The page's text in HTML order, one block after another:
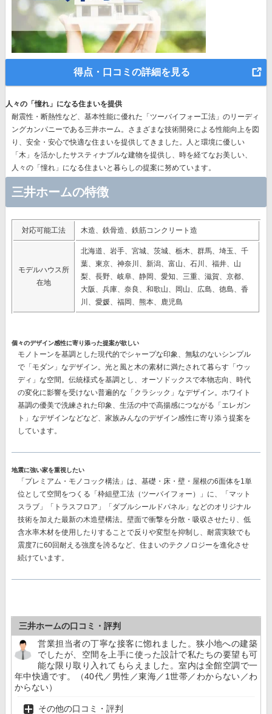
得点・口コミの詳細を見る
人々の「憧れ」になる住まいを提供
耐震性・断熱性など、基本性能に優れた 「ツーバイフォー工法」のリーディ
ングカンパニーである三井ホーム。さまざまな技術開発による性能向上を図
り、安全・安心で快適な住まいを提供してきました。人と環境に優しい
「木」を活かしたサスティナブルな建物を提供し、時を経てなお美しい、
人々の「憧れ」になる住まいと暮らしの提案に努めています。
三井ホームの特徴
対応可能工法 木造、鉄骨造、鉄筋コンクリート造
モデルハウス所
在地
北海道、岩手、宮城、茨城、栃木、群馬、埼玉、千
葉、東京、神奈川、新潟、富山、石川、福井、山
梨、長野、岐阜、静岡、愛知、三重、滋賀、京都、
大阪、兵庫、奈良、和歌山、岡山、広島、徳島、香
川、愛媛、福岡、熊本、鹿児島
個々のデザイン感性に寄り添った提案が欲しい
モノトーンを基調とした現代的でシャープな印象、無駄のないシンプル
で「モダン」なデザイン。光と風と木の素材に満たされて暮らす「ウッ
ディ」な空間。伝統様式を基調とし、オーソドックスで本物志向、時代
の変化に影響を受けない普遍的な「クラシック」なデザイン。ホワイト
基調の優美で洗練された印象、生活の中で高揚感につながる「エレガン
ト」なデザインなどなど、 家族みんなのデザイン感性に寄り添う提案を
しています。
地震に強い家を重視したい
「プレミアム・モノコック構法」 は、基礎・床・壁・屋根の6面体を1単
位として空間をつくる「枠組壁工法（ツーバイフォー）」に、「マット
スラブ」「トラスフロア」「ダブルシールドパネル」などのオリジナル
技術を加えた最新の木造壁構法。壁面で衝撃を分散・吸収させたり、低
含水率木材を使用したりすることで反りや変型を抑制し、耐震実験でも
震度7に60回耐える強度を誇るなど、住まいのテクノロジーを進化させ
続けています。
三井ホームの口コミ・評判
営業担当者の丁寧な接客に惚れました。狭小地への建築
でしたが、空間を上手に使った設計で私たちの要望も可
能な限り取り入れてもらえました。室内は全館空調で一
年中快適です。（40代／男性／東海／1世帯／わからない／わ
からない）
その他の口コミ・評判